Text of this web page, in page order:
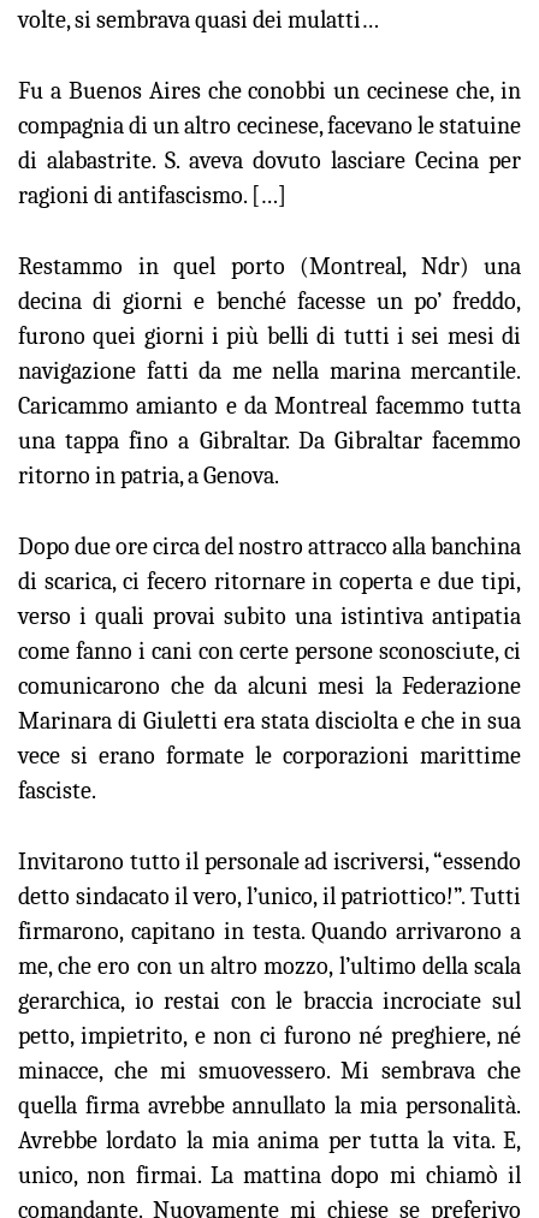
volte, si sembrava quasi dei mulatti…
Fu a Buenos Aires che conobbi un cecinese che, in
compagnia di un altro cecinese, facevano le statuine
di alabastrite. S. aveva dovuto lasciare Cecina per
ragioni di antifascismo. […]
Restammo in quel porto (Montreal, Ndr) una
decina di giorni e benché facesse un po’ freddo,
furono quei giorni i più belli di tutti i sei mesi di
navigazione fatti da me nella marina mercantile.
Caricammo amianto e da Montreal facemmo tutta
una tappa fino a Gibraltar. Da Gibraltar facemmo
ritorno in patria, a Genova.
Dopo due ore circa del nostro attracco alla banchina
di scarica, ci fecero ritornare in coperta e due tipi,
verso i quali provai subito una istintiva antipatia
come fanno i cani con certe persone sconosciute, ci
comunicarono che da alcuni mesi la Federazione
Marinara di Giuletti era stata disciolta e che in sua
vece si erano formate le corporazioni marittime
fasciste.
Invitarono tutto il personale ad iscriversi, “essendo
detto sindacato il vero, l’unico, il patriottico!”. Tutti
firmarono, capitano in testa. Quando arrivarono a
me, che ero con un altro mozzo, l’ultimo della scala
gerarchica, io restai con le braccia incrociate sul
petto, impietrito, e non ci furono né preghiere, né
minacce, che mi smuovessero. Mi sembrava che
quella firma avrebbe annullato la mia personalità.
Avrebbe lordato la mia anima per tutta la vita. E,
unico, non firmai. La mattina dopo mi chiamò il
comandante. Nuovamente mi chiese se preferivo